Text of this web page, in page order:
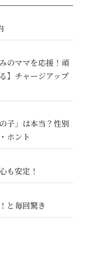
のママを応援！頑
】チャージアップ
子」は本当？性別
ホント
も安定！
と毎回驚き